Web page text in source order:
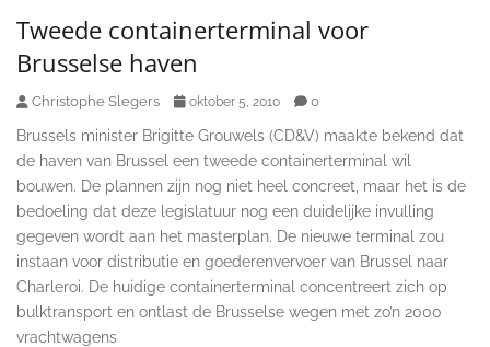
Tweede containerterminal voor
Brusselse haven
Christophe Slegers oktober 5, 2010 0
Brussels minister Brigitte Grouwels (CD&V) maakte bekend dat
de haven van Brussel een tweede containerterminal wil
bouwen. De plannen zijn nog niet heel concreet, maar het is de
bedoeling dat deze legislatuur nog een duidelijke invulling
gegeven wordt aan het masterplan. De nieuwe terminal zou
instaan voor distributie en goederenvervoer van Brussel naar
Charleroi. De huidige containerterminal concentreert zich op
bulktransport en ontlast de Brusselse wegen met zo’n 2000
vrachtwagens